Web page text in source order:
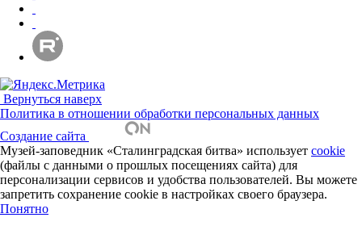
Вернуться наверх
Политика в отношении обработки персональных данных
Создание сайта
Музей-заповедник «Сталинградская битва» использует cookie
(файлы с данными о прошлых посещениях сайта) для
персонализации сервисов и удобства пользователей. Вы можете
запретить сохранение cookie в настройках своего браузера.
Понятно